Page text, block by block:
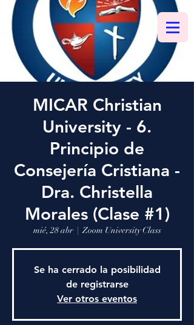
MICAR Christian
University - 6.
Principio de
Consejería Cristiana -
Dra. Christella
Morales (Clase #1)
mié, 28 abr
  |
Zoom University Class
Se ha cerrado la posibilidad
de registrarse
Ver otros eventos